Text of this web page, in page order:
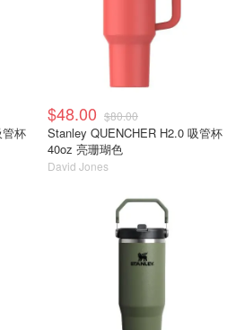
杯
$48.00 $80.00
Stanley QUENCHER H2.0 吸管杯
40oz 亮珊瑚色
David Jones